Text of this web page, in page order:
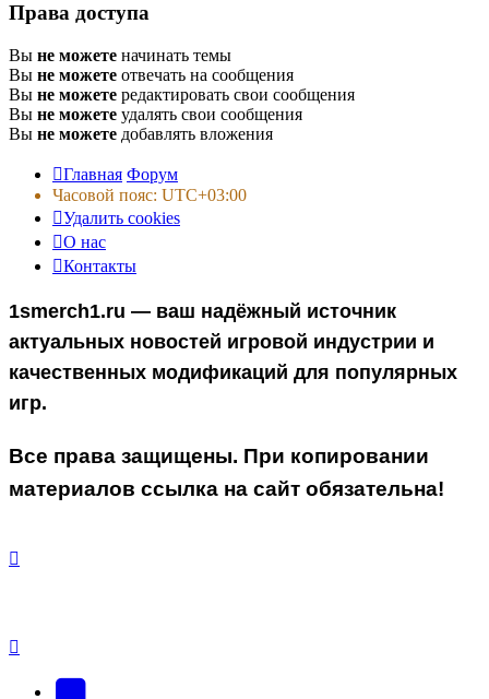
Права доступа
Вы не можете начинать темы
Вы не можете отвечать на сообщения
Вы не можете редактировать свои сообщения
Вы не можете удалять свои сообщения
Вы не можете добавлять вложения
Главная Форум
Часовой пояс: UTC+03:00
Удалить cookies
О нас
Контакты
1smerch1.ru — ваш надёжный источник
актуальных новостей игровой индустрии и
качественных модификаций для популярных
игр.
Все права защищены. При копировании
материалов ссылка на сайт обязательна!